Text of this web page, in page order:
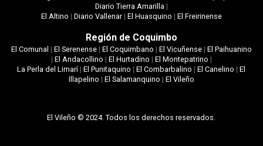
Diario Tierra Amarilla|
El Altino | Diario Vallenar| El Huasquino | El Freirinense
Región de Coquimbo
El Comunal | El Serenense| El Coquimbano | El Vicuñense| El Paihuanino
| El Andacollino | El Hurtadino | El Montepatrino |
La Perla del Limarí|El Punitaquino |El Combarbalino |El Canelino |El
Illapelino | El Salamanquino | El Vileño
El Vileño © 2024. Todos los derechos reservados.